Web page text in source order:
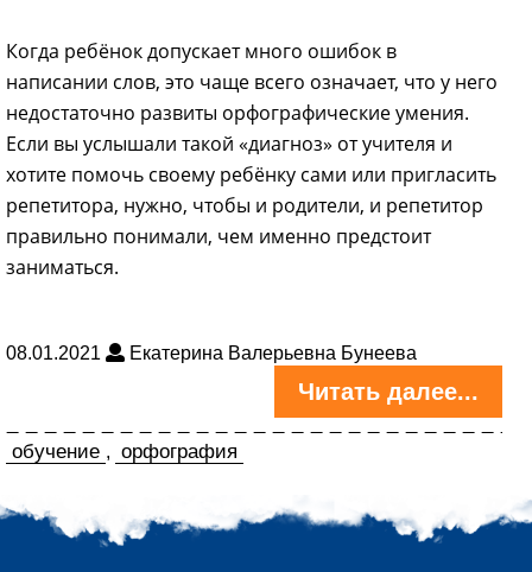
Когда ребёнок допускает много ошибок в
написании слов, это чаще всего означает, что у него
недостаточно развиты орфографические умения.
Если вы услышали такой «диагноз» от учителя и
хотите помочь своему ребёнку сами или пригласить
репетитора, нужно, чтобы и родители, и репетитор
правильно понимали, чем именно предстоит
заниматься.
08.01.2021 Екатерина Валерьевна Бунеева
Читать далее...
обучение , орфография